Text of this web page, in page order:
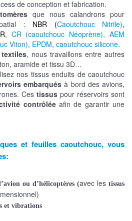
de conception et fabrication.
que nous calandrons pour
: NBR (Caoutchouc Nitrile),
, CR (caoutchouc Néoprène),AEM
Viton), EPDM, caoutchouc silicone.
, nous travaillons entre autres
aramide et tissu 3D…
nos tissus enduits de caoutchouc
embarquésà bord des avions,
Ces tissus pour réservoirs sont
contrôléeafin de garantir une
et feuilles caoutchouc, vous
ou d’hélicoptères (avec les tissus
et vibrations